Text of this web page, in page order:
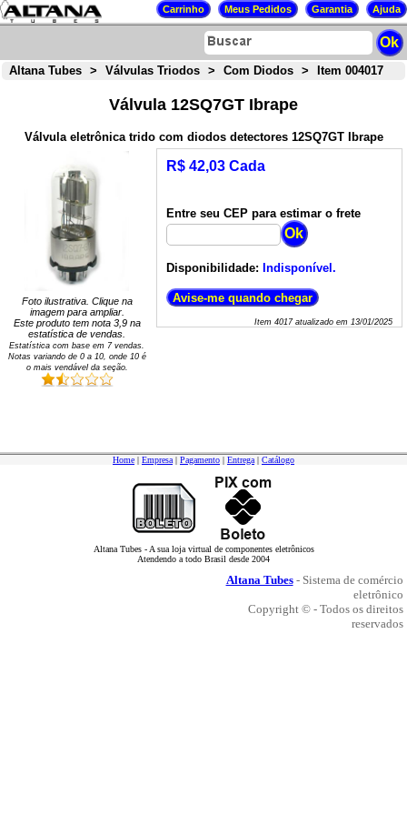
Altana Tubes > Válvulas Triodos > Com Diodos > Item 004017
Válvula 12SQ7GT Ibrape
Válvula eletrônica trido com diodos detectores 12SQ7GT Ibrape
Foto ilustrativa. Clique na
imagem para ampliar.
Este produto tem nota 3,9na
estatística de vendas.
Estatística com base em 7vendas.
Notas variando de 0a 10, onde 10 é
o mais vendável da seção.
R$ 42,03 Cada
Entre seu CEP para estimar o frete
Disponibilidade: Indisponível.
Item 4017atualizado em 13/01/2025
Home | Empresa | Pagamento | Entrega | Catálogo
Altana Tubes - A sua loja virtual de componentes eletrônicos
Atendendo a todo Brasil desde 2004
Altana Tubes- Sistema de comércio
eletrônico
Copyright © - Todos os direitos
reservados